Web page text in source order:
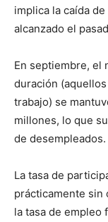
implica la caída
alcanzado el
En septiembre, el
duración
trabajo) se
millones, lo que
de desempleados.
La tasa de
prácticamente sin
la tasa de empleo